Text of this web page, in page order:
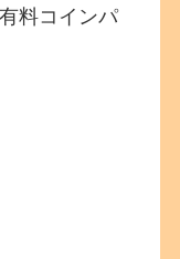
料コインパ